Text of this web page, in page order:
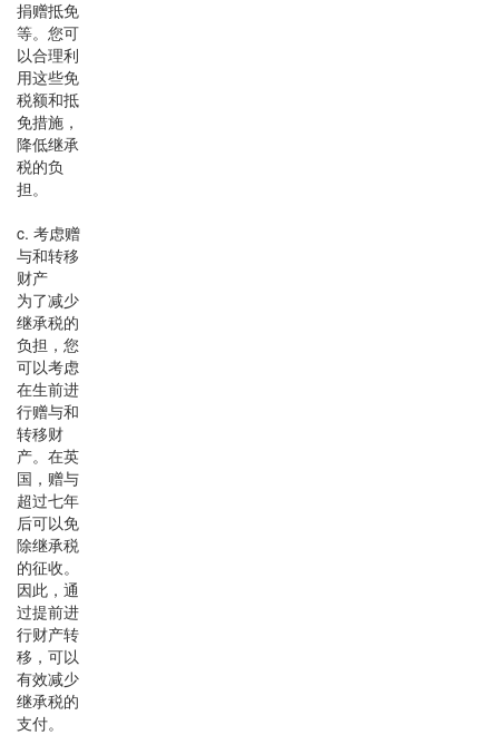
捐赠抵免
等。您可
以合理利
用这些免
税额和抵
免措施，
降低继承
税的负
担。
c. 考虑赠
与和转移
财产
为了减少
继承税的
负担，您
可以考虑
在生前进
行赠与和
转移财
产。在英
国，赠与
超过七年
后可以免
除继承税
的征收。
因此，通
过提前进
行财产转
移，可以
有效减少
继承税的
支付。